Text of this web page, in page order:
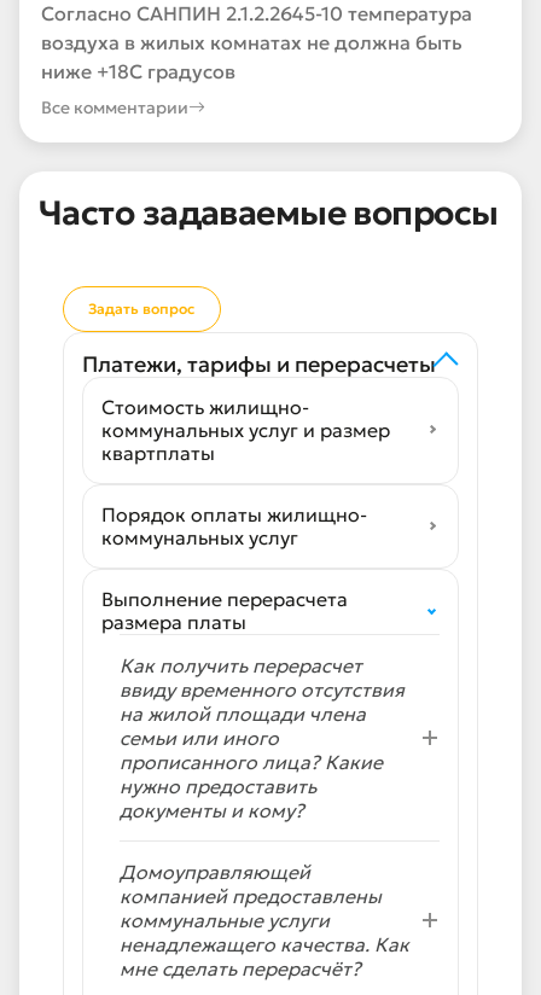
Согласно САНПИН 2.1.2.2645-10 температура
воздуха в жилых комнатах не должна быть
ниже +18С градусов
Все комментарии
Часто задаваемые вопросы
Задать вопрос
Платежи, тарифы и перерасчеты
Стоимость жилищно-
коммунальных услуг и размер
квартплаты
Порядок оплаты жилищно-
коммунальных услуг
Выполнение перерасчета
размера платы
Как получить перерасчет
ввиду временного отсутствия
на жилой площади члена
семьи или иного
прописанного лица? Какие
нужно предоставить
документы и кому?
Домоуправляющей
компанией предоставлены
коммунальные услуги
ненадлежащего качества. Как
мне сделать перерасчёт?